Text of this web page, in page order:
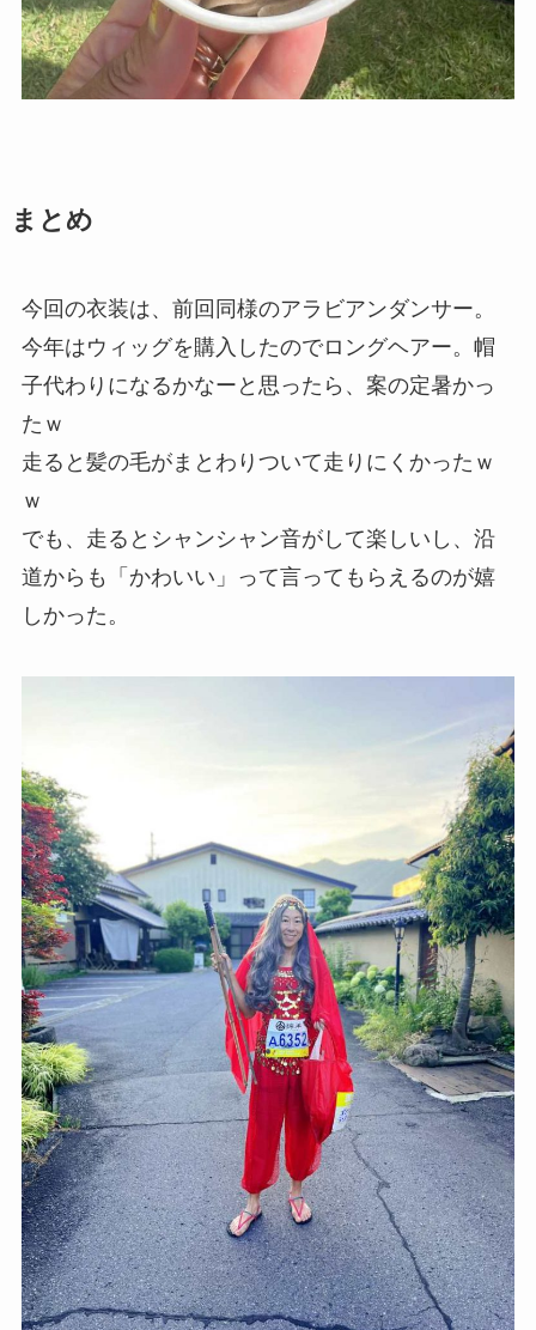
まとめ
今回の衣装は、前回同様のアラビアンダンサー。
今年はウィッグを購入したのでロングヘアー。帽
子代わりになるかなーと思ったら、案の定暑かっ
たｗ
走ると髪の毛がまとわりついて走りにくかったｗ
ｗ
でも、走るとシャンシャン音がして楽しいし、沿
道からも「かわいい」って言ってもらえるのが嬉
しかった。